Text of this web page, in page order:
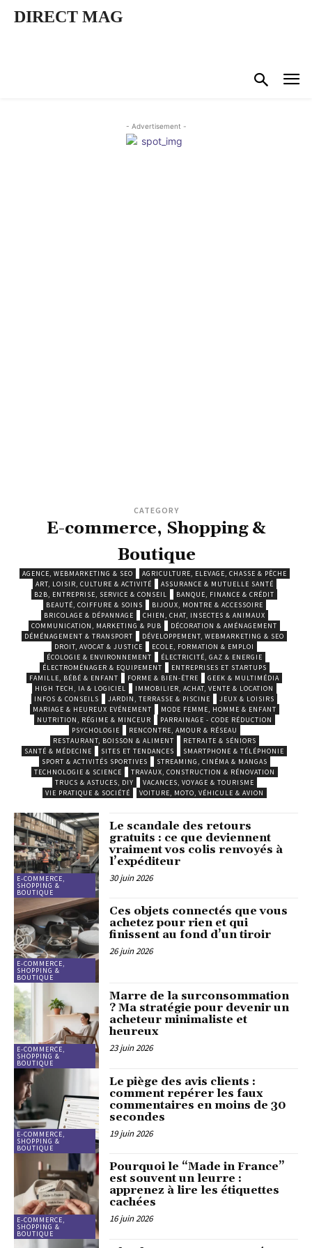
DIRECT MAG
- Advertisement -
CATEGORY
E-commerce, Shopping &
Boutique
AGENCE, WEBMARKETING & SEO
AGRICULTURE, ELEVAGE, CHASSE & PÊCHE
ART, LOISIR, CULTURE & ACTIVITÉ
ASSURANCE & MUTUELLE SANTÉ
B2B, ENTREPRISE, SERVICE & CONSEIL
BANQUE, FINANCE & CRÉDIT
BEAUTÉ, COIFFURE & SOINS
BIJOUX, MONTRE & ACCESSOIRE
BRICOLAGE & DÉPANNAGE
CHIEN, CHAT, INSECTES & ANIMAUX
COMMUNICATION, MARKETING & PUB
DÉCORATION & AMÉNAGEMENT
DÉMÉNAGEMENT & TRANSPORT
DÉVELOPPEMENT, WEBMARKETING & SEO
DROIT, AVOCAT & JUSTICE
ECOLE, FORMATION & EMPLOI
ÉCOLOGIE & ENVIRONNEMENT
ÉLECTRICITÉ, GAZ & ENERGIE
ÉLECTROMÉNAGER & EQUIPEMENT
ENTREPRISES ET STARTUPS
FAMILLE, BÉBÉ & ENFANT
FORME & BIEN-ÊTRE
GEEK & MULTIMÉDIA
HIGH TECH, IA & LOGICIEL
IMMOBILIER, ACHAT, VENTE & LOCATION
INFOS & CONSEILS
JARDIN, TERRASSE & PISCINE
JEUX & LOISIRS
MARIAGE & HEUREUX EVÉNEMENT
MODE FEMME, HOMME & ENFANT
NUTRITION, RÉGIME & MINCEUR
PARRAINAGE - CODE RÉDUCTION
PSYCHOLOGIE
RENCONTRE, AMOUR & RÉSEAU
RESTAURANT, BOISSON & ALIMENT
RETRAITE & SÉNIORS
SANTÉ & MÉDECINE
SITES ET TENDANCES
SMARTPHONE & TÉLÉPHONIE
SPORT & ACTIVITÉS SPORTIVES
STREAMING, CINÉMA & MANGAS
TECHNOLOGIE & SCIENCE
TRAVAUX, CONSTRUCTION & RÉNOVATION
TRUCS & ASTUCES, DIY
VACANCES, VOYAGE & TOURISME
VIE PRATIQUE & SOCIÉTÉ
VOITURE, MOTO, VÉHICULE & AVION
E-COMMERCE,
SHOPPING &
BOUTIQUE
Le scandale des retours
gratuits : ce que deviennent
vraiment vos colis renvoyés à
l’expéditeur
30 juin 2026
E-COMMERCE,
SHOPPING &
BOUTIQUE
Ces objets connectés que vous
achetez pour rien et qui
finissent au fond d’un tiroir
26 juin 2026
E-COMMERCE,
SHOPPING &
BOUTIQUE
Marre de la surconsommation
? Ma stratégie pour devenir un
acheteur minimaliste et
heureux
23 juin 2026
E-COMMERCE,
SHOPPING &
BOUTIQUE
Le piège des avis clients :
comment repérer les faux
commentaires en moins de 30
secondes
19 juin 2026
E-COMMERCE,
SHOPPING &
BOUTIQUE
Pourquoi le “Made in France”
est souvent un leurre :
apprenez à lire les étiquettes
cachées
16 juin 2026